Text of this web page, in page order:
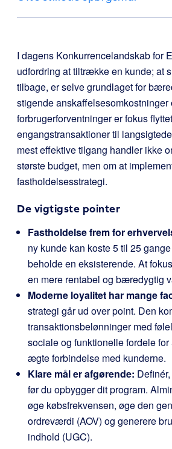
I dagens Konkurrencelandskab for
udfordring at tiltrække en kunde; at
tilbage, er selve grundlaget for
stigende
forbrugerforventninger er fokus
engangstransaktioner til
mest effektive tilgang handler ikke
største budget, men om at
fastholdelsesstrategi.
De vigtigste pointer
Fastholdelse frem for
ny kunde kan koste 5 til 25
beholde en eksisterende. At
en mere rentabel og bæredygtig
Moderne loyalitet har mange
strategi går ud over point. Den
transaktionsbelønninger med
sociale og funktionelle fordele for
ægte forbindelse med kunderne.
Klare mål er afgørende:
før du opbygger dit program.
øge købsfrekvensen, øge den
ordreværdi (AOV) og generere
indhold (UGC).